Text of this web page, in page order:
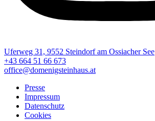
Uferweg 31, 9552 Steindorf am Ossiacher See
+43 664 51 66 673
office@domenigsteinhaus.at
Presse
Impressum
Datenschutz
Cookies